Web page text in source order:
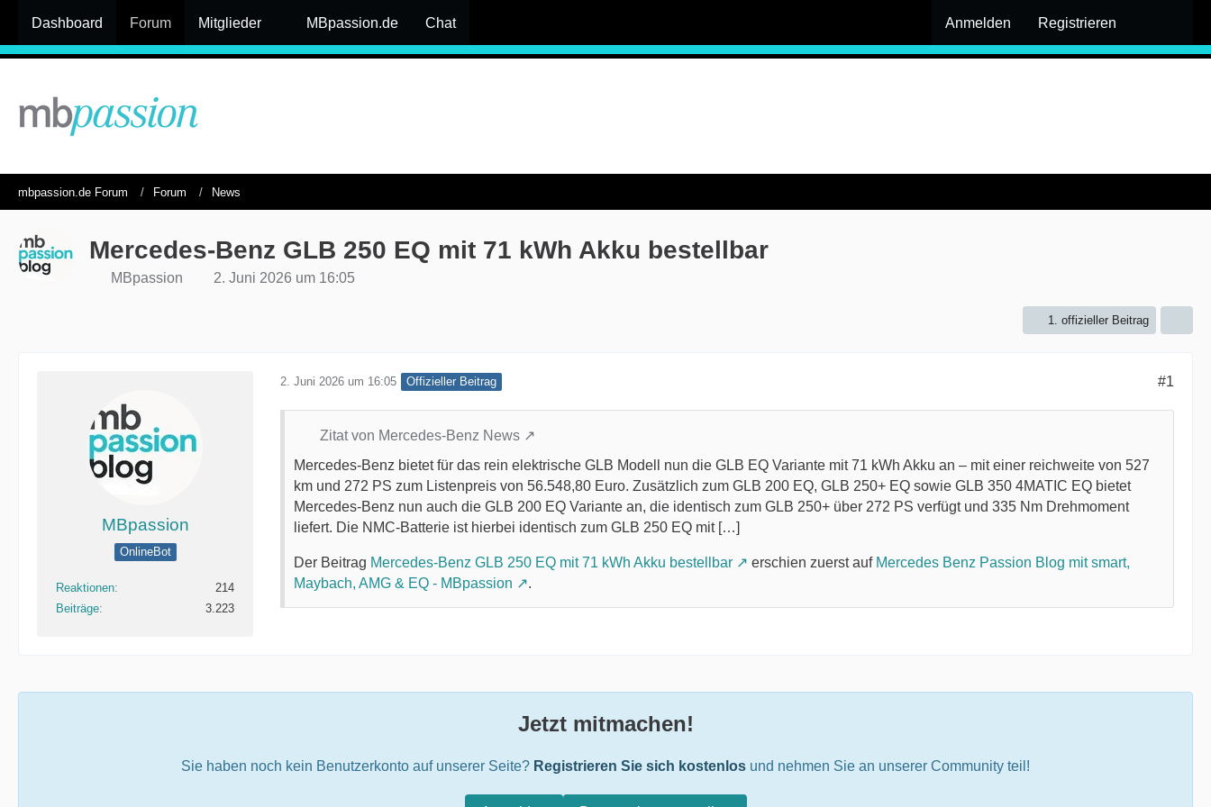
Dashboard Forum Mitglieder MBpassion.de Chat Anmelden Registrieren
mbpassion.de Forum Forum News
Mercedes-Benz GLB 250 EQ mit 71 kWh Akku bestellbar
MBpassion 2. Juni 2026 um 16:05
1. offizieller Beitrag
MBpassion
OnlineBot
Reaktionen
214
Beiträge
3.223
2. Juni 2026 um 16:05 Offizieller Beitrag #1
Zitat von Mercedes-Benz News
Mercedes-Benz bietet für das rein elektrische GLB Modell nun die GLB EQ Variante mit 71 kWh Akku an – mit einer reichweite von 527
km und 272 PS zum Listenpreis von 56.548,80 Euro. Zusätzlich zum GLB 200 EQ, GLB 250+ EQ sowie GLB 350 4MATIC EQ bietet
Mercedes-Benz nun auch die GLB 200 EQ Variante an, die identisch zum GLB 250+ über 272 PS verfügt und 335 Nm Drehmoment
liefert. Die NMC-Batterie ist hierbei identisch zum GLB 250 EQ mit […]
Der Beitrag Mercedes-Benz GLB 250 EQ mit 71 kWh Akku bestellbar erschien zuerst auf Mercedes Benz Passion Blog mit smart,
Maybach, AMG & EQ - MBpassion
.
Jetzt mitmachen!
Sie haben noch kein Benutzerkonto auf unserer Seite? Registrieren Sie sich kostenlos und nehmen Sie an unserer Community teil!